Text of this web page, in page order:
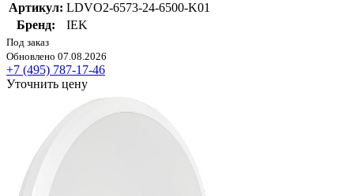
Артикул: LDVO2-6573-24-6500-K01
Бренд:
IEK
Под заказ
Обновлено 07.08.2026
+7 (495) 787-17-46
Уточнить цену